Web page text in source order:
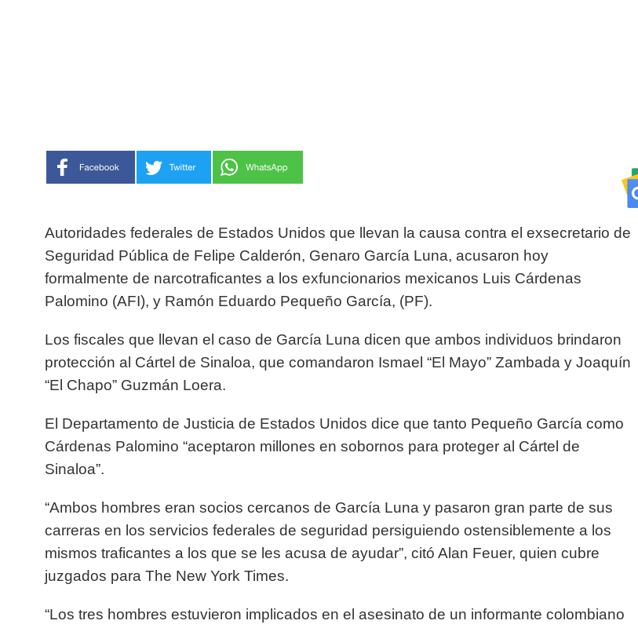
Autoridades federales de Estados Unidos que llevan la causa contra el exsecretario de
Seguridad Pública de Felipe Calderón, Genaro García Luna, acusaron hoy
formalmente de narcotraficantes a los exfuncionarios mexicanos Luis Cárdenas
Palomino (AFI), y Ramón Eduardo Pequeño García, (PF).
Los fiscales que llevan el caso de García Luna dicen que ambos individuos brindaron
protección al Cártel de Sinaloa, que comandaron Ismael “El Mayo” Zambada y Joaquín
“El Chapo” Guzmán Loera.
El Departamento de Justicia de Estados Unidos dice que tanto Pequeño García como
Cárdenas Palomino “aceptaron millones en sobornos para proteger al Cártel de
Sinaloa”.
“Ambos hombres eran socios cercanos de García Luna y pasaron gran parte de sus
carreras en los servicios federales de seguridad persiguiendo ostensiblemente a los
mismos traficantes a los que se les acusa de ayudar”, citó Alan Feuer, quien cubre
juzgados para The New York Times.
“Los tres hombres estuvieron implicados en el asesinato de un informante colombiano